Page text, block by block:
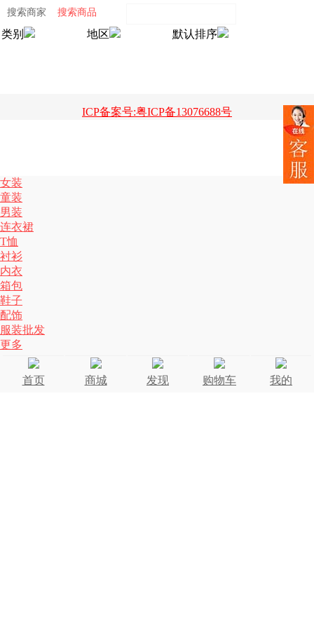
搜索商家 搜索商品
类别 地区 默认排序
ICP备案号:粤ICP备13076688号
女装
童装
男装
连衣裙
T恤
衬衫
内衣
箱包
鞋子
配饰
服装批发
更多
首页 商城 发现 购物车 我的